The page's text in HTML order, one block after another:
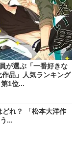
が選ぶ「一番好きな
品」人気ランキング
1位...
どれ？ 「松本大洋作
...